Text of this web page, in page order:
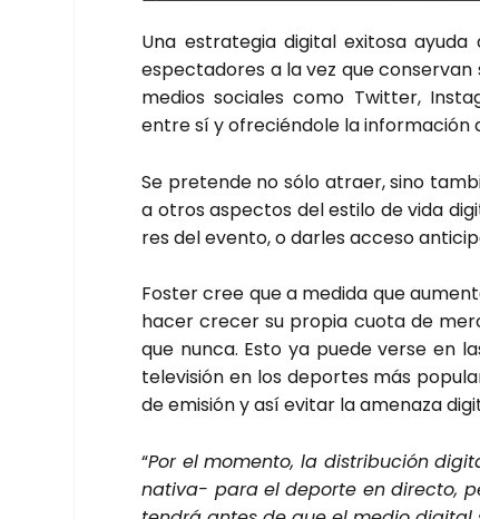
Una estra­te­gia digi­tal exi­to­sa
espec­ta­do­res a la vez que
medios socia­les como Twit­ter,
entre sí y ofre­cién­do­le la infor­ma­ción
Se pre­ten­de no sólo atraer, sino
a otros aspec­tos del esti­lo de vida
res del even­to, o dar­les acce­so
Fos­ter cree que a medi­da que
hacer cre­cer su pro­pia cuo­ta de
que nun­ca. Esto ya pue­de ver­se en
tele­vi­sión en los depor­tes más
de emi­sión y así evi­tar la ame­na­za
“Por el momen­to, la dis­tri­bu­ción
na­ti­va- para el depor­te en direc­to,